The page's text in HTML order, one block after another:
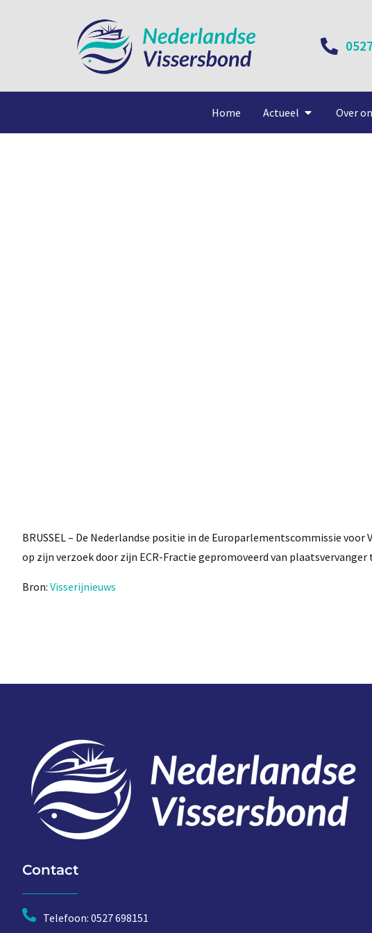
Home Actueel Over
BRUSSEL – De Nederlandse positie in de Europarlementscommissie
op zijn verzoek door zijn ECR-Fractie gepromoveerd van
Bron: Visserijnieuws
Contact
Telefoon: 0527 698151